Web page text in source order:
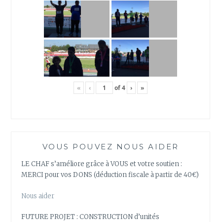
« ‹ of4 › »
VOUS POUVEZ NOUS AIDER
LE CHAF s’améliore grâce à VOUS et votre soutien :
MERCI pour vos DONS (déduction fiscale à partir de 40€)
Nous aider
FUTURE PROJET : CONSTRUCTION d’unités